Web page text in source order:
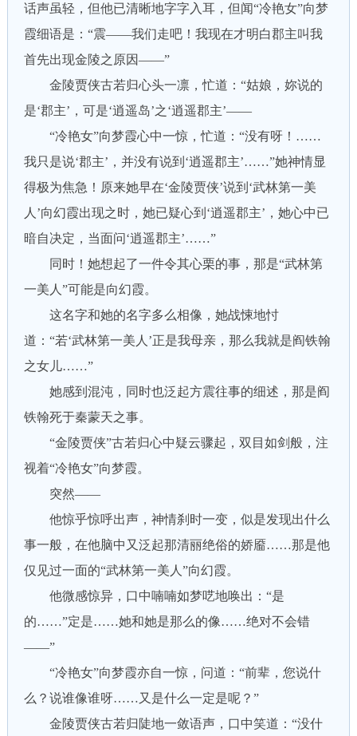
话声虽轻，但他已清晰地字字入耳，但闻“冷艳女”向梦
霞细语是：“震——我们走吧！我现在才明白郡主叫我
首先出现金陵之原因——”
金陵贾侠古若归心头一凛，忙道：“姑娘，妳说的
是‘郡主’，可是‘逍遥岛’之‘逍遥郡主’——
“冷艳女”向梦霞心中一惊，忙道：“没有呀！……
我只是说‘郡主’，并没有说到‘逍遥郡主’……”她神情显
得极为焦急！原来她早在‘金陵贾侠’说到‘武林第一美
人’向幻霞出现之时，她已疑心到‘逍遥郡主’，她心中已
暗自决定，当面问‘逍遥郡主’……”
同时！她想起了一件令其心栗的事，那是“武林第
一美人”可能是向幻霞。
这名字和她的名字多么相像，她战悚地忖
道：“若‘武林第一美人’正是我母亲，那么我就是阎铁翰
之女儿……”
她感到混沌，同时也泛起方震往事的细述，那是阎
铁翰死于秦蒙天之事。
“金陵贾侠”古若归心中疑云骤起，双目如剑般，注
视着“冷艳女”向梦霞。
突然——
他惊乎惊呼出声，神情刹时一变，似是发现出什么
事一般，在他脑中又泛起那清丽绝俗的娇靥……那是他
仅见过一面的“武林第一美人”向幻霞。
他微感惊异，口中喃喃如梦呓地唤出：“是
的……”定是……她和她是那么的像……绝对不会错
——”
“冷艳女”向梦霞亦自一惊，问道：“前辈，您说什
么？说谁像谁呀……又是什么一定是呢？”
金陵贾侠古若归陡地一敛语声，口中笑道：“没什